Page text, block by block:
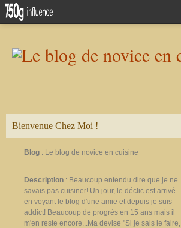
Bienvenue Chez Moi !
Blog : Le blog de novice en cuisine
Description : Beaucoup entendu dire que je ne
savais pas cuisiner! Un jour, le déclic est arrivé
en voyant le blog d'une amie et depuis je suis
addict! Beaucoup de progrès en 15 ans mais il
m'en reste encore...Ma devise "Si je sais le faire,